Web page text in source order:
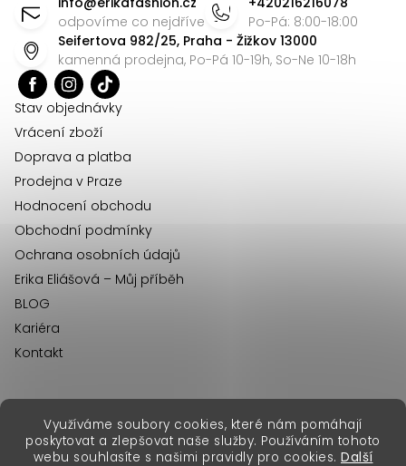
Využíváme soubory cookies, které nám pomáhají
poskytovat a zlepšovat naše služby. Používáním tohoto
webu souhlasíte s našimi pravidly pro cookies. Další
odpovíme co nejdříve
Po-Pá: 8:00-18:00
Seifertova 982/25, Praha - Žižkov 13000
kamenná prodejna, Po-Pá 10-19h, So-Ne 10-18h
Stav objednávky
Vrácení zboží
Doprava a platba
Prodejna v Praze
Hodnocení obchodu
Obchodní podmínky
Ochrana osobních údajů
Erika Eliášová – Můj příběh
BLOG
Kariéra
Kontakt
Copyright 2026Erika Fashion. Všechna práva vyhrazena.
erikafashion.sk